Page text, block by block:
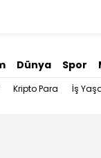
Dünya Spor
Kripto Para İş